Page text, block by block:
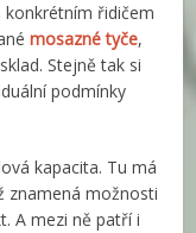
řidičem
mosazné tyče,
Stejně tak si
podmínky
kapacita. Tu má
znamená možnosti
A mezi ně patří i